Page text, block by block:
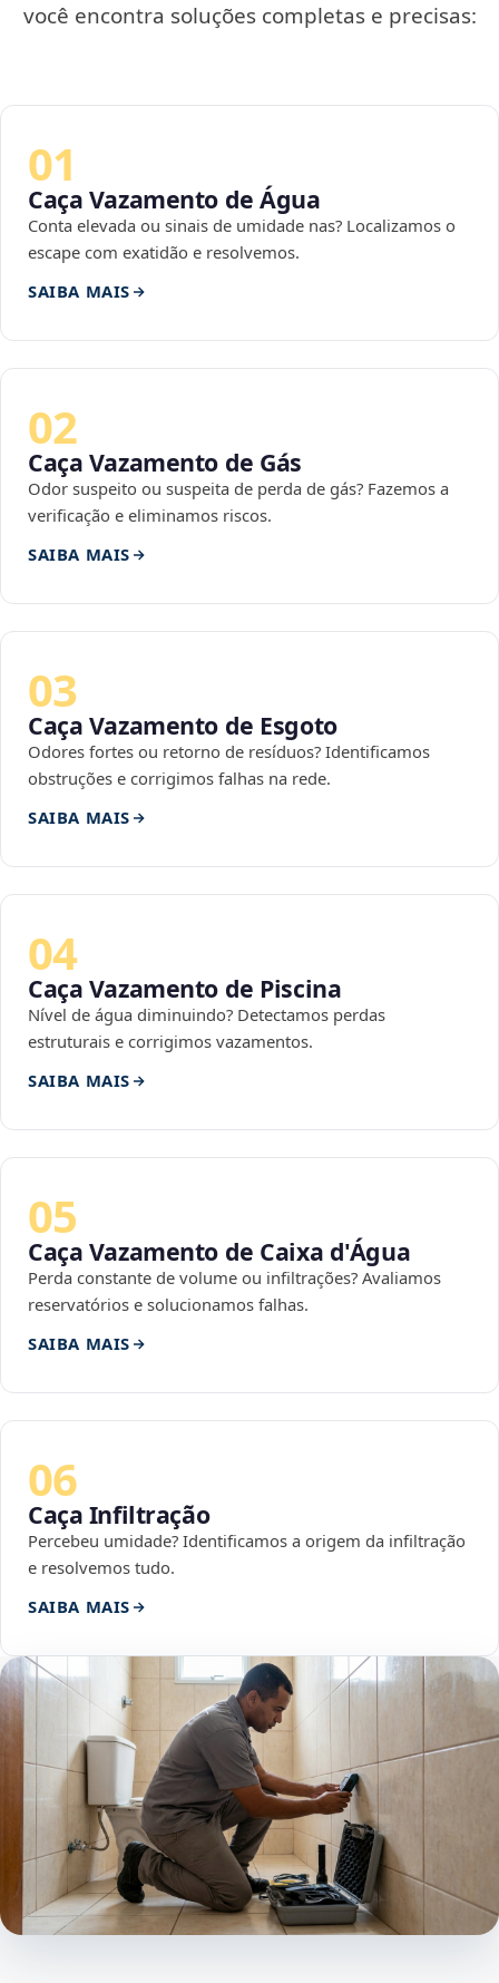
você encontra soluções completas e precisas:
01
Caça Vazamento de Água
Conta elevada ou sinais de umidade nas? Localizamos o
escape com exatidão e resolvemos.
SAIBA MAIS
02
Caça Vazamento de Gás
Odor suspeito ou suspeita de perda de gás? Fazemos a
verificação e eliminamos riscos.
SAIBA MAIS
03
Caça Vazamento de Esgoto
Odores fortes ou retorno de resíduos? Identificamos
obstruções e corrigimos falhas na rede.
SAIBA MAIS
04
Caça Vazamento de Piscina
Nível de água diminuindo? Detectamos perdas
estruturais e corrigimos vazamentos.
SAIBA MAIS
05
Caça Vazamento de Caixa d'Água
Perda constante de volume ou infiltrações? Avaliamos
reservatórios e solucionamos falhas.
SAIBA MAIS
06
Caça Infiltração
Percebeu umidade? Identificamos a origem da infiltração
e resolvemos tudo.
SAIBA MAIS